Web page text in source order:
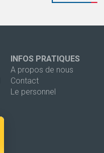
INFOS PRATIQUES
A propos de nous
Contact
Le personnel